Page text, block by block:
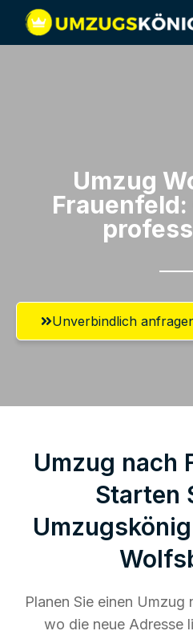
Umzug
Frauenfeld:
Unverbindlich
Umzug nach
Starten
Planen Sie einen Umzug
wo die neue Adresse